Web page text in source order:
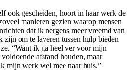
ook gescheiden, hoort in haar werk de
manieren gezien waarop mensen
dat ik nergens meer vreemd van
om te laveren tussen hulp bieden
“Want ik ga heel ver voor mijn
afstand houden, maar
mijn werk wel mee naar huis.”